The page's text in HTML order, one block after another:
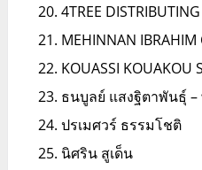
4TREE
MEHINNAN IBRAHIM
KOUASSI KOUAKOU
ธนบูลย์ แสงฐิตาพันธุ์
ปรเมศวร์ ธรรมโชติ
นิศริน สูเด็น